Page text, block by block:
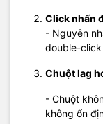
Click nhấn
- Nguyên
double-
Chuột lag
- Chuột
không ổn